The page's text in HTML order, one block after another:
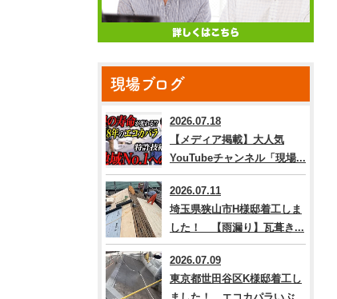
現場ブログ
2026.07.18
【メディア掲載】大人気
YouTubeチャンネル「現場...
2026.07.11
埼玉県狭山市H様邸着工しま
した！ 【雨漏り】瓦葺き...
2026.07.09
東京都世田谷区K様邸着工し